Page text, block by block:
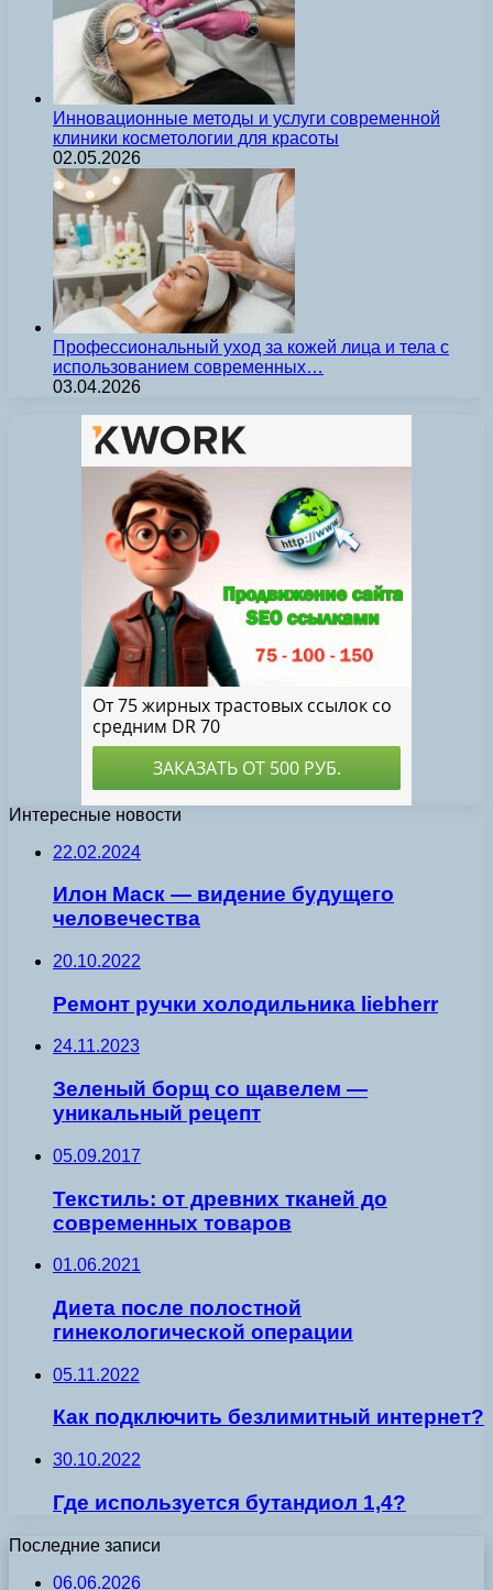
Инновационные методы и услуги современной
клиники косметологии для красоты
02.05.2026
Профессиональный уход за кожей лица и тела с
использованием современных…
03.04.2026
Интересные новости
22.02.2024
Илон Маск — видение будущего
человечества
20.10.2022
Ремонт ручки холодильника liebherr
24.11.2023
Зеленый борщ со щавелем —
уникальный рецепт
05.09.2017
Текстиль: от древних тканей до
современных товаров
01.06.2021
Диета после полостной
гинекологической операции
05.11.2022
Как подключить безлимитный интернет?
30.10.2022
Где используется бутандиол 1,4?
Последние записи
06.06.2026